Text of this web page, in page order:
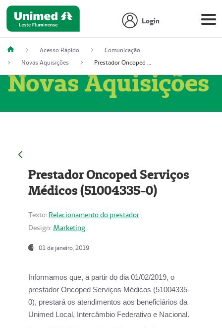
Login
Acesso Rápido
Comunicação
Novas Aquisições
Prestador Oncoped Serviços Médicos (51004335-0)
Novas Aquisições
Prestador Oncoped Serviços
Médicos (51004335-0)
Texto: Relacionamento do prestador
Design: Marketing
01 de janeiro, 2019
Informamos que, a partir do dia 01/02/2019, o
prestador Oncoped Serviços Médicos (51004335-
0), prestará os atendimentos aos beneficiários da
Unimed Local, Intercâmbio Federativo e Nacional.